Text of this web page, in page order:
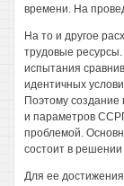
времени. На
На то и другое
трудовые
испытания
идентичных
Поэтому
и параметров
проблемой.
состоит в
Для ее